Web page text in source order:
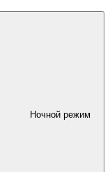
Ночной режим